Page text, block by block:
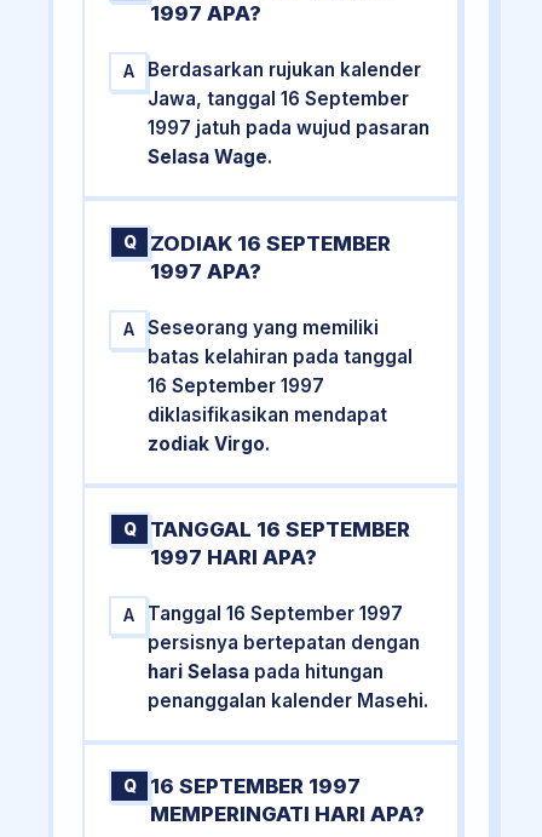
1997 APA?
A
Berdasarkan rujukan kalender
Jawa, tanggal 16 September
1997 jatuh pada wujud pasaran
Selasa Wage.
Q
ZODIAK 16 SEPTEMBER
1997 APA?
A
Seseorang yang memiliki
batas kelahiran pada tanggal
16 September 1997
diklasifikasikan mendapat
zodiak Virgo.
Q
TANGGAL 16 SEPTEMBER
1997 HARI APA?
A
Tanggal 16 September 1997
persisnya bertepatan dengan
hari Selasa pada hitungan
penanggalan kalender Masehi.
Q
16 SEPTEMBER 1997
MEMPERINGATI HARI APA?